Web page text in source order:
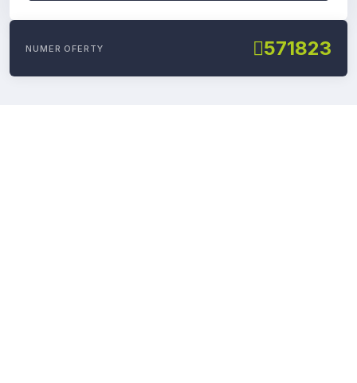
NUMER OFERTY 571823